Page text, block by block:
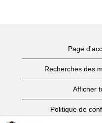
Page
Recherches des
Afficher
Politique de